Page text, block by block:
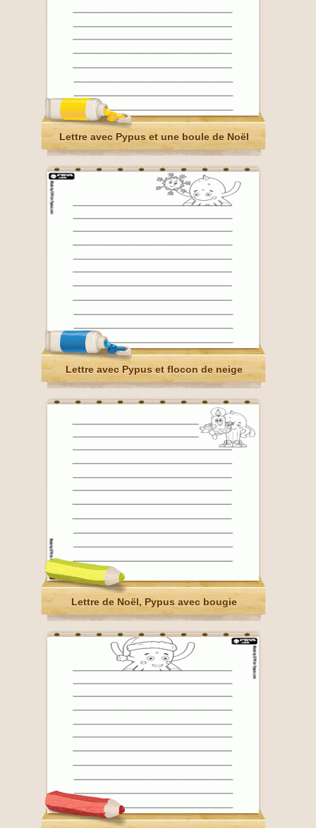
Lettre avec Pypus et une boule de Noël
Lettre avec Pypus et flocon de neige
Lettre de Noël, Pypus avec bougie